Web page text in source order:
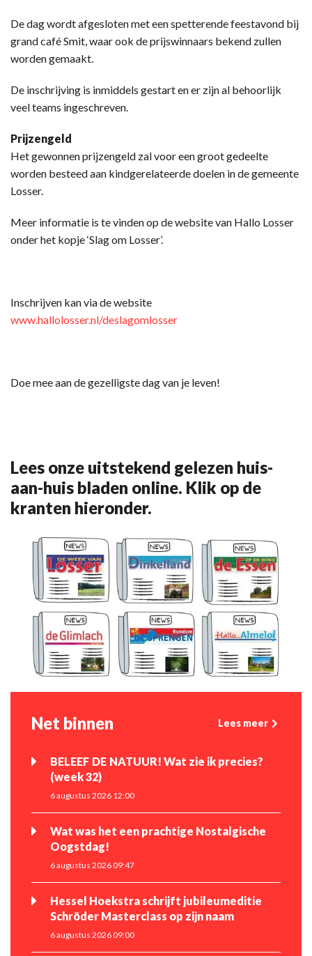
De dag wordt afgesloten met een spetterende feestavond bij
grand café Smit, waar ook de prijswinnaars bekend zullen
worden gemaakt.
De inschrijving is inmiddels gestart en er zijn al behoorlijk
veel teams ingeschreven.
Prijzengeld
Het gewonnen prijzengeld zal voor een groot gedeelte
worden besteed aan kindgerelateerde doelen in de gemeente
Losser.
Meer informatie is te vinden op de website van Hallo Losser
onder het kopje ‘Slag om Losser’.
Inschrijven kan via de website
www.hallolosser.nl/deslagomlosser
Doe mee aan de gezelligste dag van je leven!
Lees onze uitstekend gelezen huis-
aan-huis bladen online. Klik op de
kranten hieronder.
Net binnen Lees meer
BELEEF DE NATUUR! Wat zie ik precies?
(week 32)
6 augustus 2026 12:00
Wat was het een prachtige Nostalgische
Oogstdag!
6 augustus 2026 09:47
Hessel Hoekstra schrijft jubileumeditie
Schröder Masterclass op zijn naam
6 augustus 2026 09:00